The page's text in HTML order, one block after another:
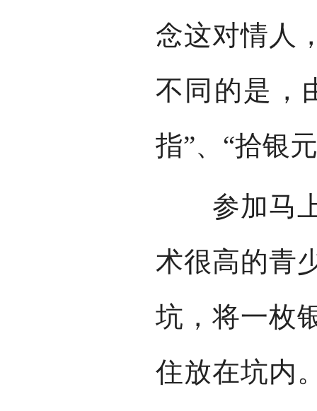
念这对情人
不同的是，
指”、“拾银
参加马上
术很高的青
坑，将一枚
住放在坑内